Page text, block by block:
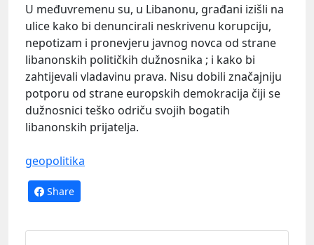
U međuvremenu su, u Libanonu, građani izišli na
ulice kako bi denuncirali neskrivenu korupciju,
nepotizam i pronevjeru javnog novca od strane
libanonskih političkih dužnosnika ; i kako bi
zahtijevali vladavinu prava. Nisu dobili značajniju
potporu od strane europskih demokracija čiji se
dužnosnici teško odriču svojih bogatih
libanonskih prijatelja.
geopolitika
Share